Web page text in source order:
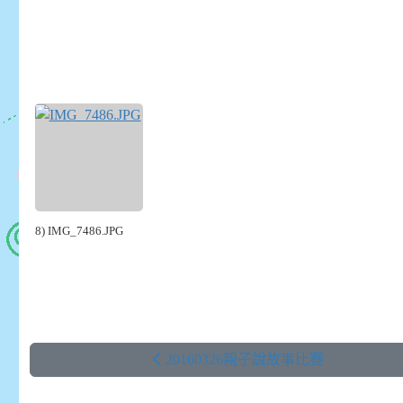
8) IMG_7486.JPG
20160326親子說故事比賽